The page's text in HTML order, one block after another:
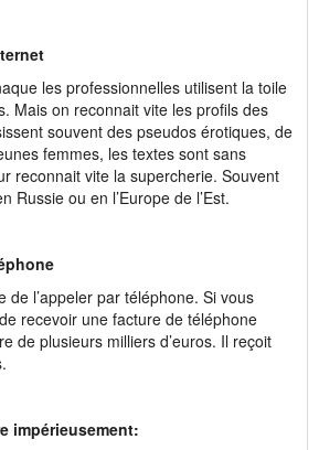
les professionnelles utilisent la toile
Mais on reconnait vite les profils des
souvent des pseudos érotiques, de
femmes, les textes sont sans
reconnait vite la supercherie. Souvent
Russie ou en l’Europe de l’Est.
de l’appeler par téléphone. Si vous
recevoir une facture de téléphone
de plusieurs milliers d’euros. Il reçoit
impérieusement: